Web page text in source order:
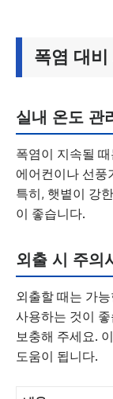
폭염 대
실내 온도 관
폭염이 지속될
에어컨이나 선풍
특히, 햇볕이 강
이 좋습니다.
외출 시 주의
외출할 때는 가
사용하는 것이
보충해 주세요.
도움이 됩니다.